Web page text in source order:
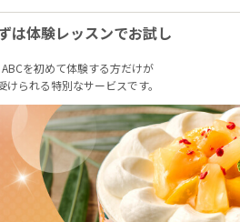
は体験レッスンでお試し
ABCを初めて体験する方だけが
けられる特別なサービスです。